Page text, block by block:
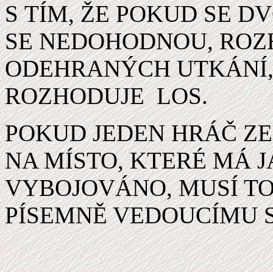
S TÍM, ŽE POKUD SE
SE NEDOHODNOU,
ODEHRANÝCH
ROZHODUJE LOS.
POKUD JEDEN HRÁČ
NA MÍSTO, KTERÉ MÁ
VYBOJOVÁNO, MUSÍ
PÍSEMNĚ VEDOUCÍMU